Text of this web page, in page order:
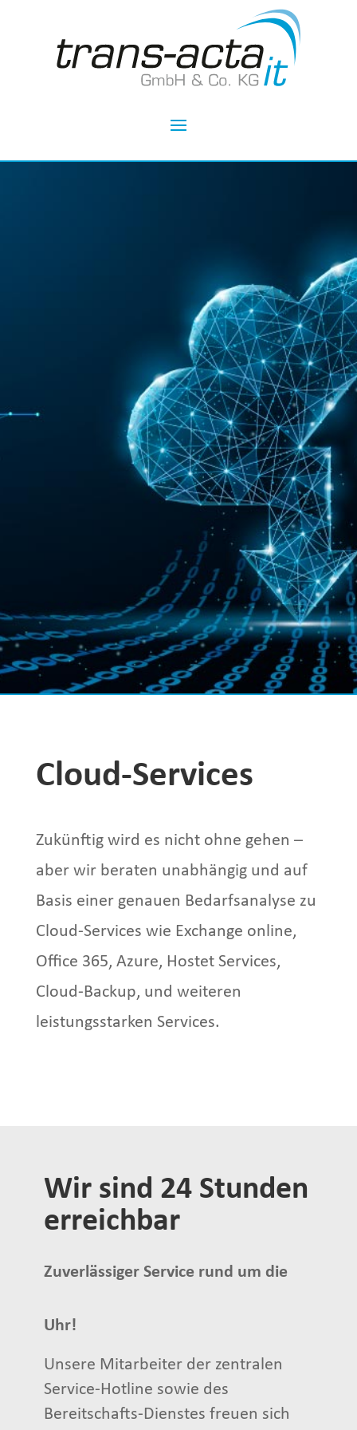
Cloud-Services
Zukünftig wird es nicht ohne gehen –
aber wir beraten unabhängig und auf
Basis einer genauen Bedarfsanalyse zu
Cloud-Services wie Exchange online,
Office 365, Azure, Hostet Services,
Cloud-Backup, und weiteren
leistungsstarken Services.
Wir sind 24 Stunden
erreichbar
Zuverlässiger Service rund um die
Uhr!
Unsere Mitarbeiter der zentralen
Service-Hotline sowie des
Bereitschafts-Dienstes freuen sich